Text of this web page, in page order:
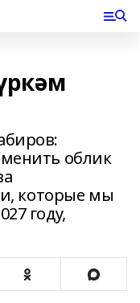
облик
которые мы
году,